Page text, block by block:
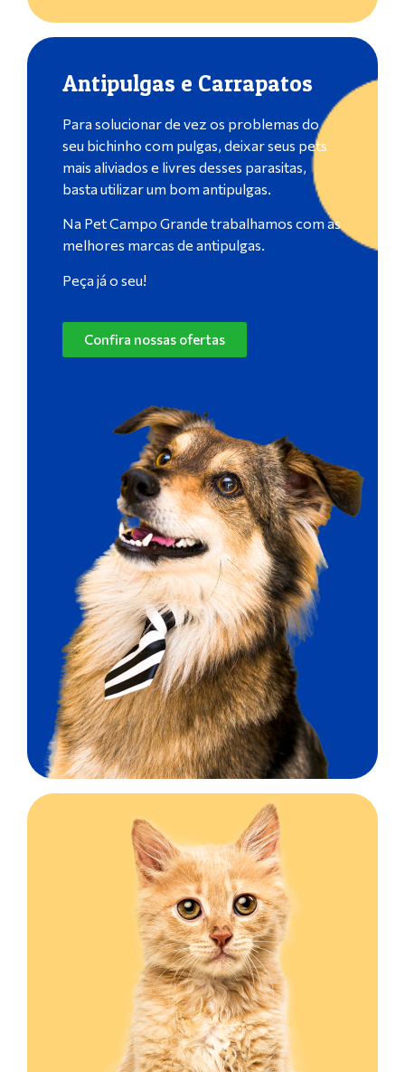
Antipulgas e Carrapatos
Para solucionar de vez os problemas do
seu bichinho com pulgas, deixar seus pets
mais aliviados e livres desses parasitas,
basta utilizar um bom antipulgas.
Na Pet Campo Grande trabalhamos com as
melhores marcas de antipulgas.
Peça já o seu!
Confira nossas ofertas